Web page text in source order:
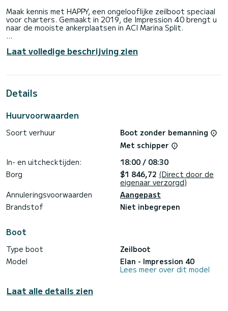
Maak kennis met HAPPY, een ongelooflijke zeilboot speciaal
voor charters. Gemaakt in 2019, de Impression 40 brengt u
naar de mooiste ankerplaatsen in ACI Marina Split.
capaciteit van 8 personen. Met een totale lengte van 12
meter is het uw beste bondgenoot om een uitzonderlijke
ACI Marina Split
Voor uw comfort heeft HAPPY 2 toiletten met een douche
Furling genua. Het heeft de volgende apparatuur:
stekker, Dekdouche, A/C, Zwemplatform.
Boekingsaanvragen en offertes worden rechtstreeks door
SamBoat afgehandeld. U krijgt de beste prijzen via het
Laat volledige beschrijving zien
Details
Huurvoorwaarden
Soort verhuur
Boot zonder bemanning
Met schipper
In- en uitchecktijden:
18:00 / 08:30
Borg
$1 846,72 (Direct door de
eigenaar verzorgd)
Annuleringsvoorwaarden
Aangepast
Brandstof
Niet inbegrepen
Boot
Type boot
Zeilboot
Model
Elan - Impression 40
Lees meer over dit model
Laat alle details zien